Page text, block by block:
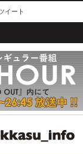
イート